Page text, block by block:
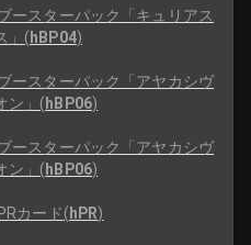
ースターパック「キュリアス
(hBP04)
ースターパック「アヤカシヴ
ン」 (hBP06)
ースターパック「アヤカシヴ
ン」 (hBP06)
カード(hPR)